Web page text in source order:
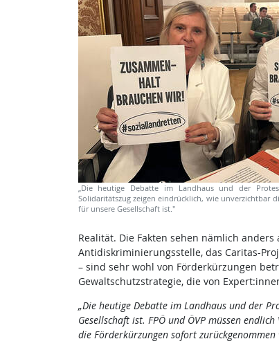
„Die heutige Debatte im Landhaus und der
Solidaritätszug zeigen eindrücklich, wie unverzichtbar
für unsere Gesellschaft ist."
Realität. Die Fakten sehen nämlich
Antidiskriminierungsstelle, das Caritas-
– sind sehr wohl von Förderkürzungen
Gewaltschutzstrategie, die von
„Die heutige Debatte im Landhaus und der
Gesellschaft ist. FPÖ und ÖVP müssen
die Förderkürzungen sofort zurückgenommen